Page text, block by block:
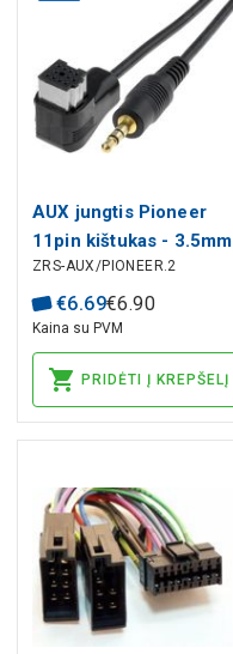
AUX jungtis Pioneer
11pin kištukas - 3.5mm
stereo kištukas
ZRS-AUX/PIONEER.2
€6.69€6.90
Kaina su PVM
PRIDĖTI Į KREPŠELĮ